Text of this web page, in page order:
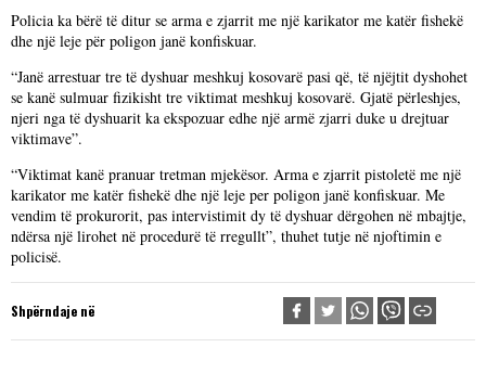
Policia ka bërë të ditur se arma e zjarrit me një karikator me katër fishekë
dhe një leje për poligon janë konfiskuar.
“Janë arrestuar tre të dyshuar meshkuj kosovarë pasi që, të njëjtit dyshohet
se kanë sulmuar fizikisht tre viktimat meshkuj kosovarë. Gjatë përleshjes,
njeri nga të dyshuarit ka ekspozuar edhe një armë zjarri duke u drejtuar
viktimave”.
“Viktimat kanë pranuar tretman mjekësor. Arma e zjarrit pistoletë me një
karikator me katër fishekë dhe një leje per poligon janë konfiskuar. Me
vendim të prokurorit, pas intervistimit dy të dyshuar dërgohen në mbajtje,
ndërsa një lirohet në procedurë të rregullt”, thuhet tutje në njoftimin e
policisë.
Shpërndaje në